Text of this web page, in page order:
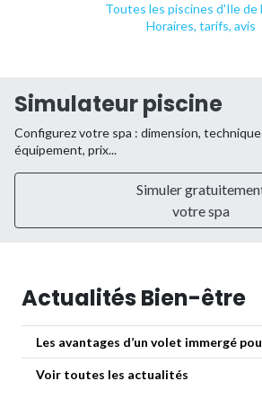
Toutes les piscines d'Ile de
Horaires, tarifs, avis
Simulateur piscine
Configurez votre spa : dimension,
équipement, prix...
Simuler
votre spa
Actualités Bien-être
Les avantages d’un volet immergé
Voir toutes les actualités